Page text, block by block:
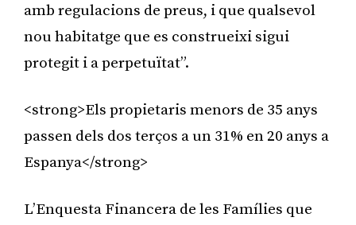
amb regulacions de preus, i que qualsevol
nou habitatge que es construeixi sigui
protegit i a perpetuïtat”.
<strong>Els propietaris menors de 35 anys
passen dels dos terços a un 31% en 20 anys a
Espanya</strong>
L’Enquesta Financera de les Famílies que